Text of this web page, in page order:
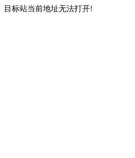
目标站当前地址无法打开!